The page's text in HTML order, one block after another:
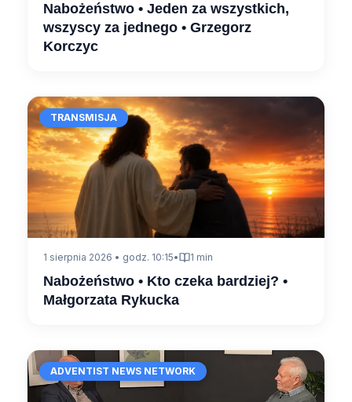
Nabożeństwo • Jeden za wszystkich,
wszyscy za jednego • Grzegorz
Korczyc
TRANSMISJA
1 sierpnia 2026 • godz. 10:15• 1 min
Nabożeństwo • Kto czeka bardziej? •
Małgorzata Rykucka
ADVENTIST NEWS NETWORK